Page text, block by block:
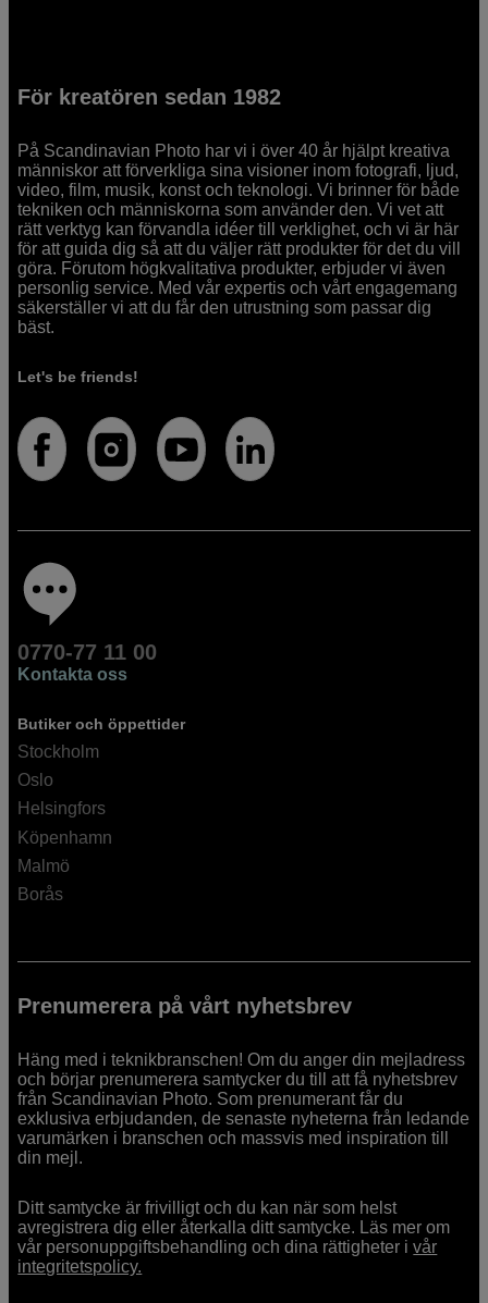
För kreatören sedan 1982
På Scandinavian Photo har vi i över 40 år hjälpt kreativa
människor att förverkliga sina visioner inom fotografi, ljud,
video, film, musik, konst och teknologi. Vi brinner för både
tekniken och människorna som använder den. Vi vet att
rätt verktyg kan förvandla idéer till verklighet, och vi är här
för att guida dig så att du väljer rätt produkter för det du vill
göra. Förutom högkvalitativa produkter, erbjuder vi även
personlig service. Med vår expertis och vårt engagemang
säkerställer vi att du får den utrustning som passar dig
bäst.
Let's be friends!
0770-77 11 00
Kontakta oss
Butiker och öppettider
Stockholm
Oslo
Helsingfors
Köpenhamn
Malmö
Borås
Prenumerera på vårt nyhetsbrev
Häng med i teknikbranschen! Om du anger din mejladress
och börjar prenumerera samtycker du till att få nyhetsbrev
från Scandinavian Photo. Som prenumerant får du
exklusiva erbjudanden, de senaste nyheterna från ledande
varumärken i branschen och massvis med inspiration till
din mejl.
Ditt samtycke är frivilligt och du kan när som helst
avregistrera dig eller återkalla ditt samtycke. Läs mer om
vår personuppgiftsbehandling och dina rättigheter ivår
integritetspolicy.